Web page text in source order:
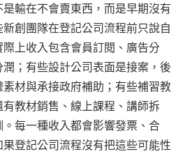
輸在不會賣東西，而是早期沒有
創團隊在登記公司流程前只說自
上收入包含會員訂閱、廣告分
；有些設計公司表面是接案，後
材與承接政府補助；有些補習教
教材銷售、線上課程、講師拆
每一種收入都會影響發票、合
登記公司流程沒有把這些可能性